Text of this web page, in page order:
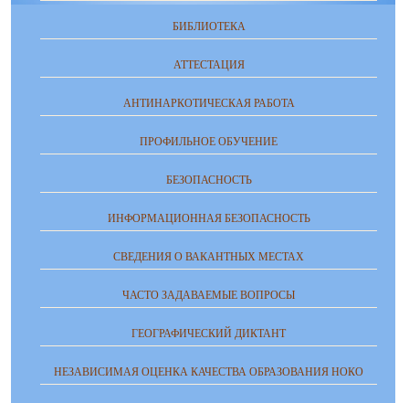
БИБЛИОТЕКА
АТТЕСТАЦИЯ
АНТИНАРКОТИЧЕСКАЯ РАБОТА
ПРОФИЛЬНОЕ ОБУЧЕНИЕ
БЕЗОПАСНОСТЬ
ИНФОРМАЦИОННАЯ БЕЗОПАСНОСТЬ
СВЕДЕНИЯ О ВАКАНТНЫХ МЕСТАХ
ЧАСТО ЗАДАВАЕМЫЕ ВОПРОСЫ
ГЕОГРАФИЧЕСКИЙ ДИКТАНТ
НЕЗАВИСИМАЯ ОЦЕНКА КАЧЕСТВА ОБРАЗОВАНИЯ НОКО